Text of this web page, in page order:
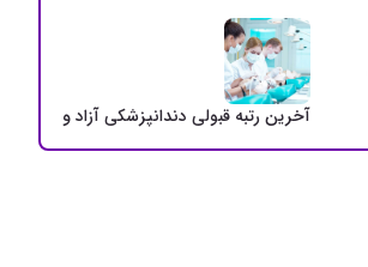
آخرین رتبه قبولی دندانپزشکی آزاد و دولتی +